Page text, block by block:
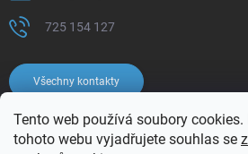
Tento web používá soubory
tohoto webu vyjadřujete souhlas se
725 154 127
Všechny kontakty